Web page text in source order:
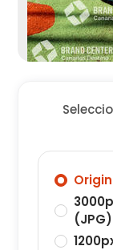
(JPG)